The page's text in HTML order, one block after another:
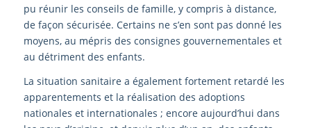
pu réunir les conseils de famille, y compris à distance,
de façon sécurisée. Certains ne s’en sont pas donné les
moyens, au mépris des consignes gouvernementales et
au détriment des enfants.
La situation sanitaire a également fortement retardé les
apparentements et la réalisation des adoptions
nationales et internationales ; encore aujourd’hui dans